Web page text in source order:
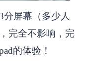
屏幕（多少人
完全不影响，完
的体验！